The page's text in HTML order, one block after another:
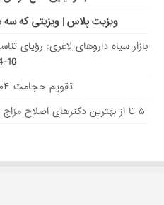
ویزیت پلاس | ویزیتی که سه
بازار سیاه داروهای لاغری: رؤیای
10-14
تقویم حجامت ۱۴۰۴
۵ تا از بهترین دکتر‌های اصلاح مزاج در مشهد را بشناسید!